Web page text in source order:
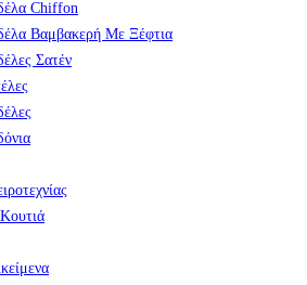
Chiffon
Βαμβακερή Με Ξέφτια
Σατέν